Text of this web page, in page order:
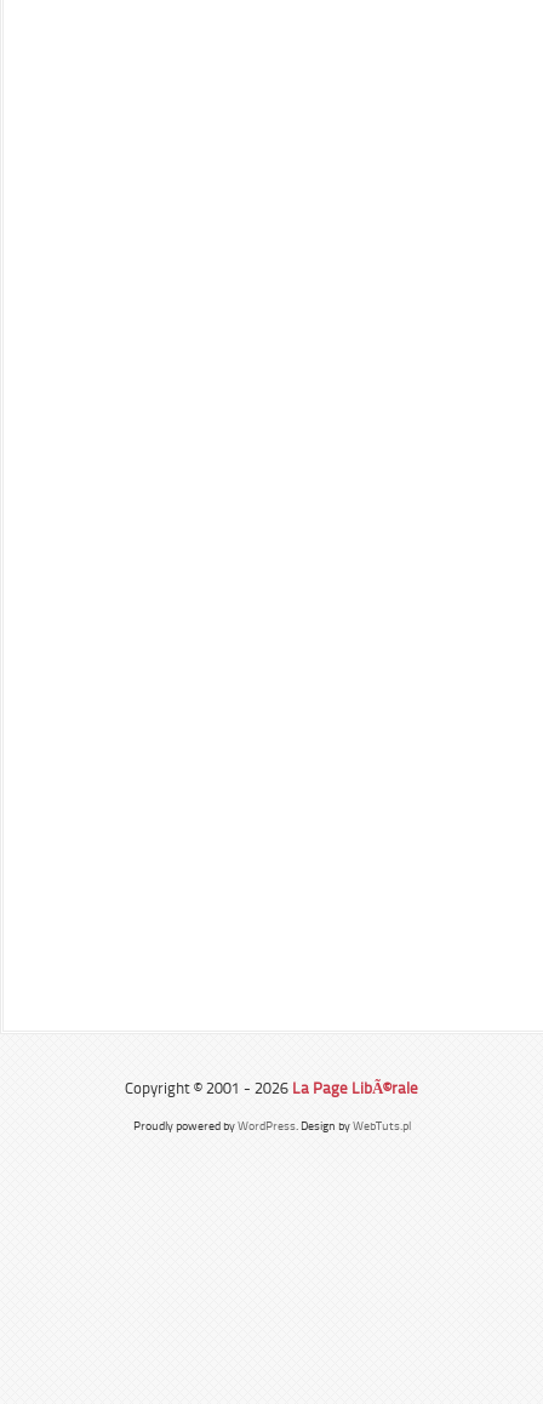
Copyright © 2001 - 2026 La Page LibÃ©rale
Proudly powered byWordPress. Design byWebTuts.pl